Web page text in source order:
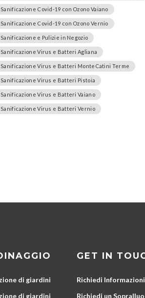
Sanificazione Covid-19 con Ozono Vaiano
Sanificazione Covid-19 con Ozono Vernio
Sanificazione e Pulizie in Negozio
Sanificazione Virus e Batteri Agliana
Sanificazione Virus e Batteri MonteCatini Terme
Sanificazione Virus e Batteri Pistoia
Sanificazione Virus e Batteri Vaiano
Sanificazione Virus e Batteri Vernio
di giardini
di giardini
GET IN
Richiedi Informazioni
Richiedi un